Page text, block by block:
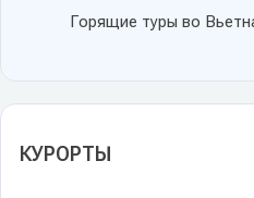
Горящие туры во
КУРОРТЫ